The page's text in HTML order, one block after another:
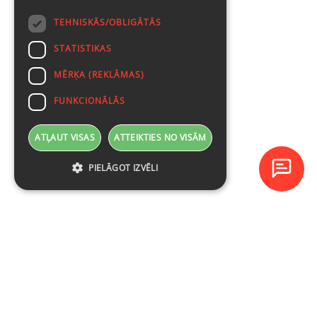
TEHNISKĀS/OBLIGĀTĀS
STATISTIKAS
MĒRĶA (REKLĀMAS)
FUNKCIONĀLĀS
ATĻAUT VISAS ATTEIKTIES NO VISĀM
PIELĀGOT IZVĒLI